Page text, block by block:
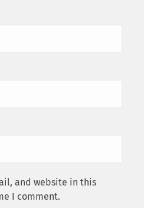
and website in this
I comment.